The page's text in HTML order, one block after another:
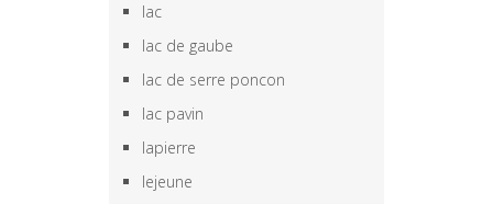
lac
lac de gaube
lac de serre poncon
lac pavin
lapierre
lejeune